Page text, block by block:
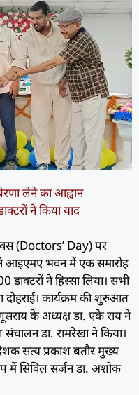
लेने का आह्वान
ने किया याद
(Doctors’ Day) पर
आइएमए भवन में एक समारोह
ने हिस्सा लिया। सभी
दोहराई। कार्यक्रम की शुरुआत
के अध्यक्ष डा. एके राय ने
डा. रामरेखा ने किया।
सत्य प्रकाश बतौर मुख्य
में सिविल सर्जन डा. अशोक